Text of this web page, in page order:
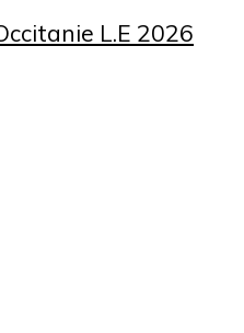
L.E 2026